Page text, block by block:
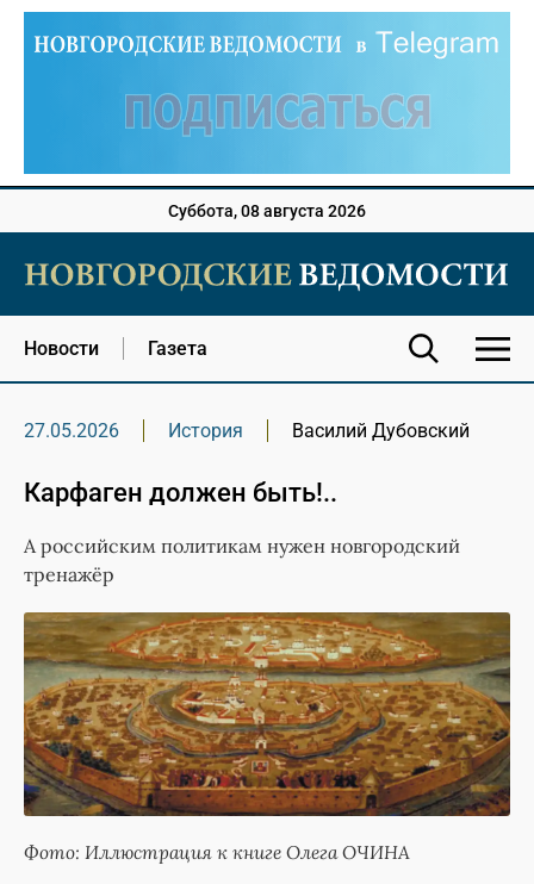
Суббота, 08 августа 2026
Новости Газета
27.05.2026 История Василий Дубовский
Карфаген должен быть!..
А российским политикам нужен новгородский
тренажёр
Фото: Иллюстрация к книге Олега ОЧИНА